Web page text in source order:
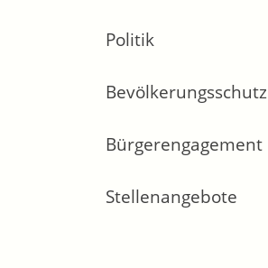
Politik
Bevölkerungsschutz
Bürgerengagement
Stellenangebote